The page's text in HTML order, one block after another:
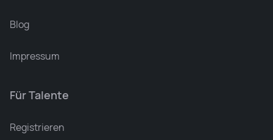
Blog
Impressum
Für Talente
Registrieren